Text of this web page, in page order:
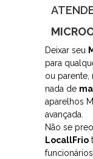
Deixar seu
para
ou parente,
nada de
aparelhos
avançada.
Não se
LocallFrio